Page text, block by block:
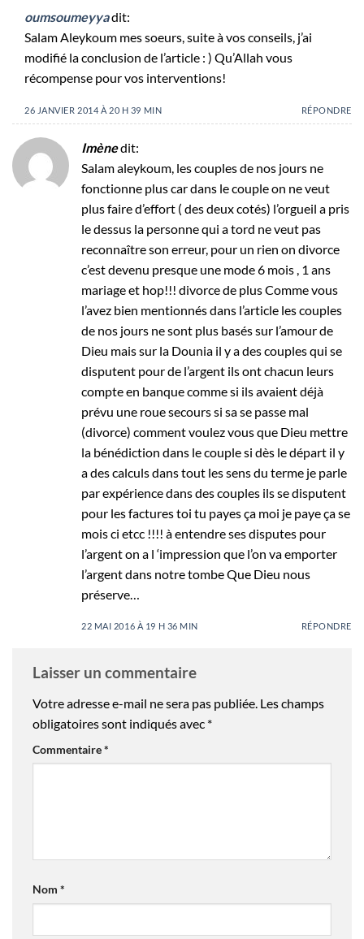
oumsoumeyyadit:
Salam Aleykoum mes soeurs, suite à vos conseils, j’ai
modifié la conclusion de l’article : ) Qu’Allah vous
récompense pour vos interventions!
26 JANVIER 2014 À 20 H 39 MIN RÉPONDRE
Imènedit:
Salam aleykoum, les couples de nos jours ne
fonctionne plus car dans le couple on ne veut
plus faire d’effort ( des deux cotés) l’orgueil a pris
le dessus la personne qui a tord ne veut pas
reconnaître son erreur, pour un rien on divorce
c’est devenu presque une mode 6 mois , 1 ans
mariage et hop!!! divorce de plus Comme vous
l’avez bien mentionnés dans l’article les couples
de nos jours ne sont plus basés sur l’amour de
Dieu mais sur la Dounia il y a des couples qui se
disputent pour de l’argent ils ont chacun leurs
compte en banque comme si ils avaient déjà
prévu une roue secours si sa se passe mal
(divorce) comment voulez vous que Dieu mettre
la bénédiction dans le couple si dès le départ il y
a des calculs dans tout les sens du terme je parle
par expérience dans des couples ils se disputent
pour les factures toi tu payes ça moi je paye ça se
mois ci etcc !!!! à entendre ses disputes pour
l’argent on a l ‘impression que l’on va emporter
l’argent dans notre tombe Que Dieu nous
préserve…
22 MAI 2016 À 19 H 36 MIN RÉPONDRE
Laisser un commentaire
Votre adresse e-mail ne sera pas publiée. Les champs
obligatoires sont indiqués avec *
Commentaire*
Nom *